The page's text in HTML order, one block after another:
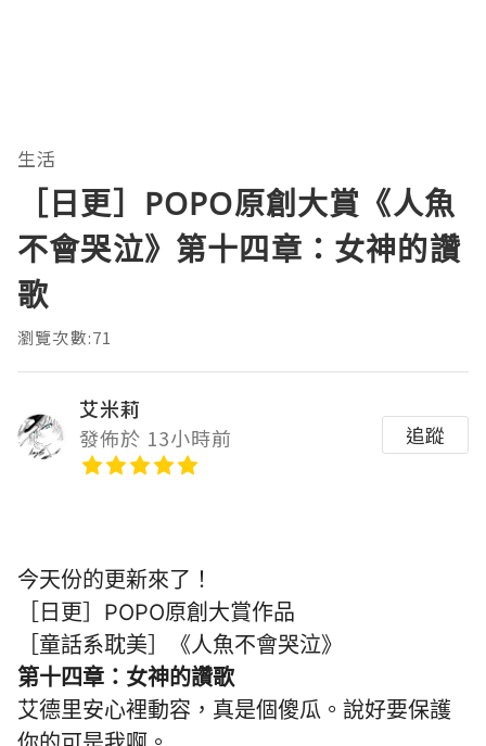
生活
［日更］POPO原創大賞《人魚
不會哭泣》第十四章：女神的讚
歌
瀏覽次數:71
艾米莉
發佈於 13小時前
追蹤
今天份的更新來了！
［日更］POPO原創大賞作品
［童話系耽美］《人魚不會哭泣》
第十四章：女神的讚歌
艾德里安心裡動容，真是個傻瓜。說好要保護